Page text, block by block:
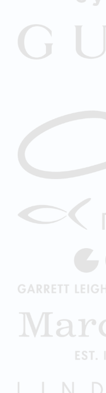
Müller Optik Zürich
Limmatquai
Winterthur